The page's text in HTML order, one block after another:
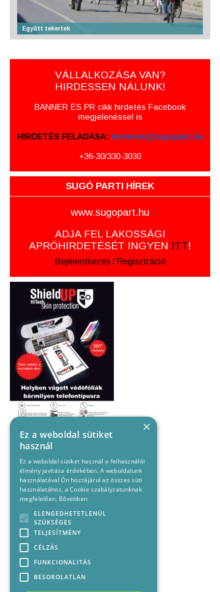
Együtt tekertek
VÁLLALKOZÁSA VAN?
HIRDESSEN NÁLUNK!
BANNER ÉS PR cikk hirdetés Facebook
megjelenéssel is
HIRDETÉS FELADÁSA: hirdetes@sugopart.hu
+36-30/330-3030
SUGÓ PARTI HÍREK
www.sugopart.hu
ADJA FEL LAKOSSÁGI
APRÓHIRDETÉSÉT INGYEN ITT!
Bejelentkezés / Regisztráció
×
Ez a weboldal sütiket
használ
Ez a weboldal sütiket használ a felhasználói
élmény javítása érdekében. A weboldalunk
használatával Ön hozzájárul az összes süti
használatához, a Cookie szabályzatunknak
megfelelően. Bővebben
ELENGEDHETETLENÜL
SZÜKSÉGES
TELJESÍTMÉNY
CÉLZÁS
FUNKCIONALITÁS
BESOROLATLAN